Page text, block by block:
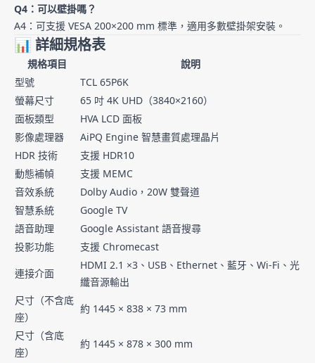
Q4：可以壁掛嗎？
A4：可支援 VESA 200×200 mm 標準，適用多數壁掛架安裝。
📊 詳細規格表
規格項目
說明
型號
TCL 65P6K
螢幕尺寸
65 吋 4K UHD（3840×2160）
面板類型
HVA LCD 面板
影像處理器
AiPQ Engine 智慧畫質處理晶片
HDR 技術
支援 HDR10
動態補幀
支援 MEMC
音效系統
Dolby Audio，20W 雙聲道
智慧系統
Google TV
語音助理
Google Assistant 語音搜尋
投影功能
支援 Chromecast
連接介面
HDMI 2.1 ×3、USB、Ethernet、藍牙、Wi-Fi、光
纖音源輸出
尺寸（不含底
座）
約 1445 × 838 × 73 mm
尺寸（含底
座）
約 1445 × 878 × 300 mm